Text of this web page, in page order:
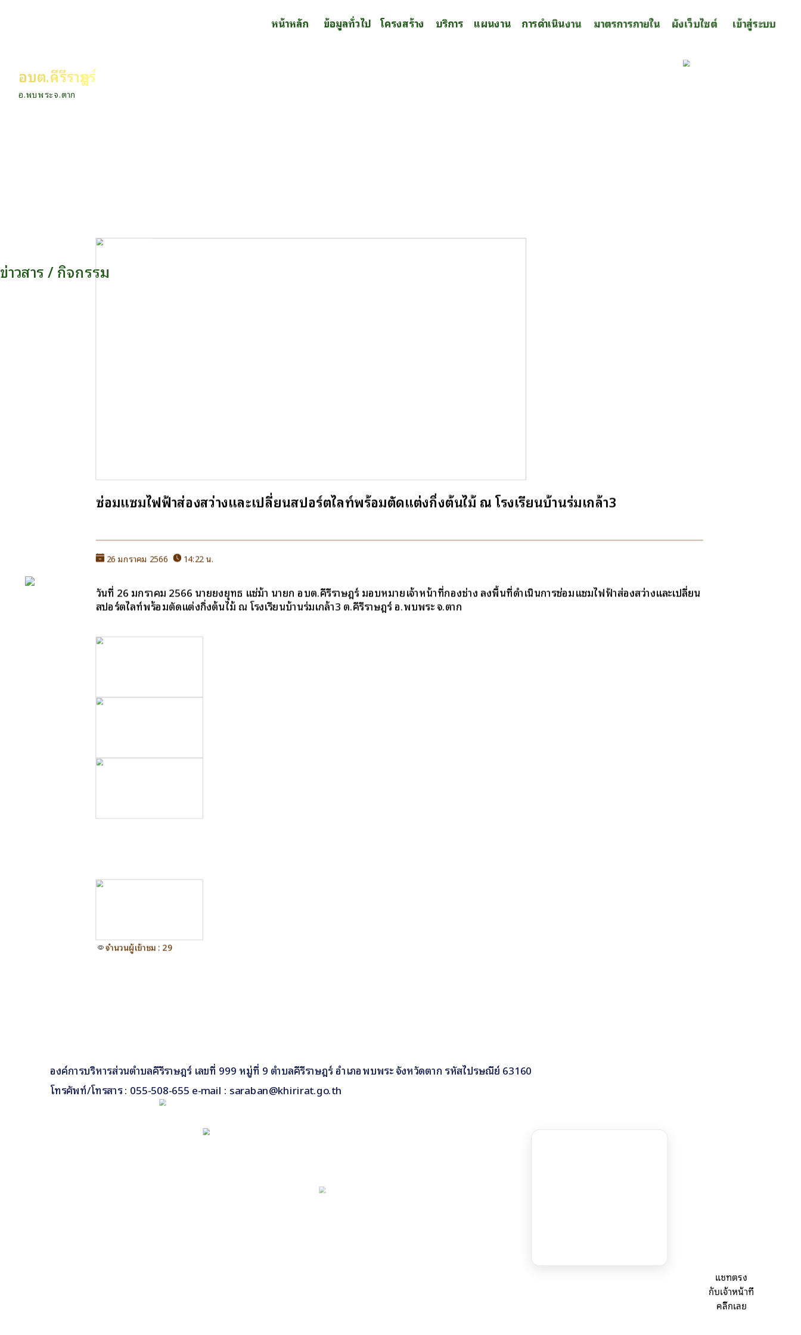
แชทตรง
กับเจ้าหน้าที่
คลิ๊กเลย
อบต.คีรีราษฎร์
อ.พบพระ จ.ตาก
หน้าหลัก ข้อมูลทั่วไป โครงสร้าง บริการ แผนงาน การดำเนินงาน มาตรการภายใน ผังเว็บไซต์ เข้าสู่ระบบ
ข่าวสาร / กิจกรรม
ซ่อมแซมไฟฟ้าส่องสว่างและเปลี่ยนสปอร์ตไลท์พร้อมตัดแต่งกิ่งต้นไม้ ณ โรงเรียนบ้านร่มเกล้า3
26 มกราคม 2566 14:22 น.
วันที่ 26 มกราคม 2566 นายยงยุทธ แซ่ม้า นายก อบต.คีรีราษฎร์ มอบหมายเจ้าหน้าที่กองช่าง ลงพื้นที่ดำเนินการซ่อมแซมไฟฟ้าส่องสว่างและเปลี่ยน
สปอร์ตไลท์พร้อมตัดแต่งกิ่งต้นไม้ ณ โรงเรียนบ้านร่มเกล้า3 ต.คีรีราษฎร์ อ.พบพระ จ.ตาก
จำนวนผู้เข้าชม : 29
องค์การบริหารส่วนตำบลคีรีราษฎร์ เลขที่ 999 หมู่ที่ 9 ตำบลคีรีราษฎร์ อำเภอพบพระ จังหวัดตาก รหัสไปรษณีย์ 63160
โทรศัพท์/โทรสาร : 055-508-655 e-mail : saraban@khirirat.go.th